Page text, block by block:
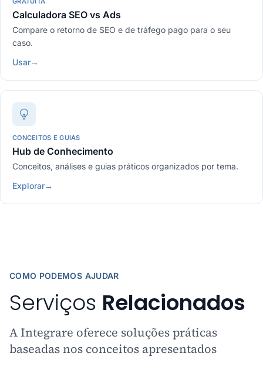
Calculadora SEO vs Ads
Compare o retorno de SEO e de tráfego pago para o seu
caso.
Usar→
CONCEITOS E GUIAS
Hub de Conhecimento
Conceitos, análises e guias práticos organizados por tema.
Explorar→
COMO PODEMOS AJUDAR
Serviços Relacionados
A Integrare oferece soluções práticas
baseadas nos conceitos apresentados